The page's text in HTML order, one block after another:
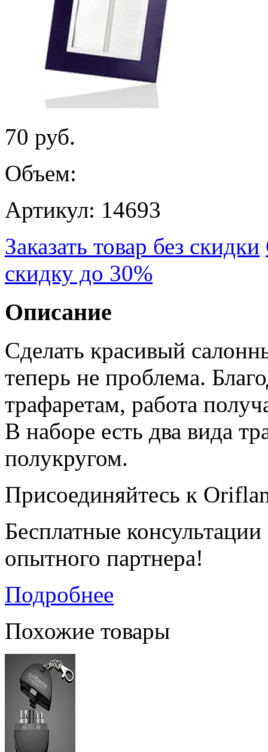
70 руб.
Объем:
Артикул: 14693
Заказать товар без скидки
скидку до 30%
Описание
Сделать красивый
теперь не проблема.
трафаретам, работа
В наборе есть два вида
полукругом.
Присоединяйтесь к
Бесплатные консультации
опытного партнера!
Подробнее
Похожие товары